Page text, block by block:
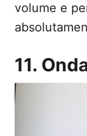
volume e
11.